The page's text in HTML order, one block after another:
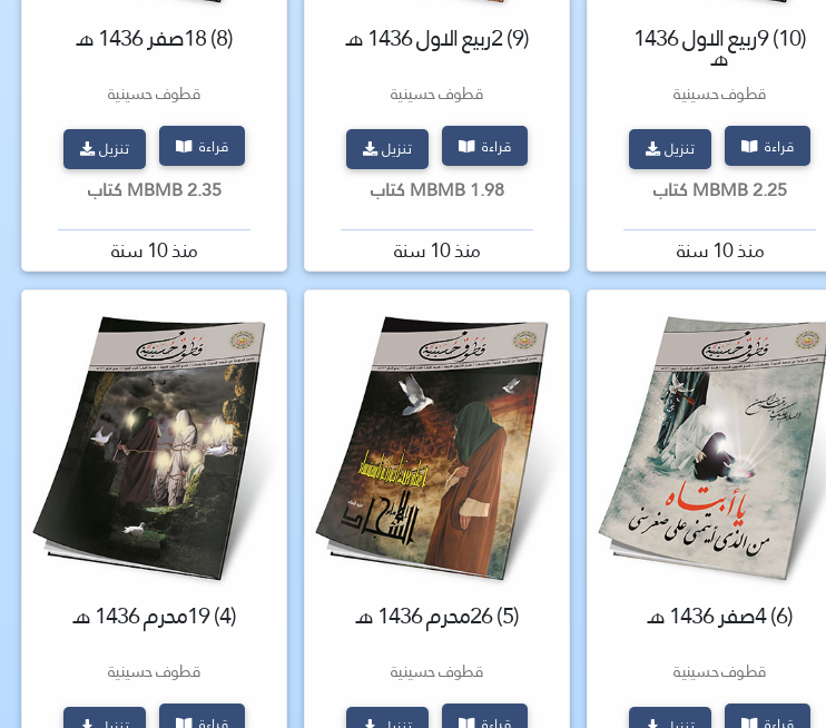
(10) 9ربيع الاول 1436 هـ
قطوف حسينية
قراءة تنزيل
2.25 MBMB كتاب
منذ 10 سنة
(9) 2ربيع الاول 1436 هـ
قطوف حسينية
قراءة تنزيل
1.98 MBMB كتاب
منذ 10 سنة
(8) 18صفر 1436 هـ
قطوف حسينية
قراءة تنزيل
2.35 MBMB كتاب
منذ 10 سنة
(6) 4صفر 1436 هـ
قطوف حسينية
(5) 26محرم 1436 هـ
قطوف حسينية
(4) 19محرم 1436 هـ
قطوف حسينية